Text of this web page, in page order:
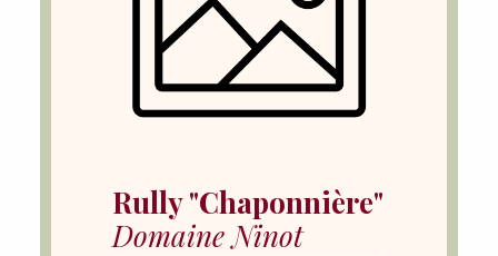
Rully "Chaponnière"
Domaine Ninot